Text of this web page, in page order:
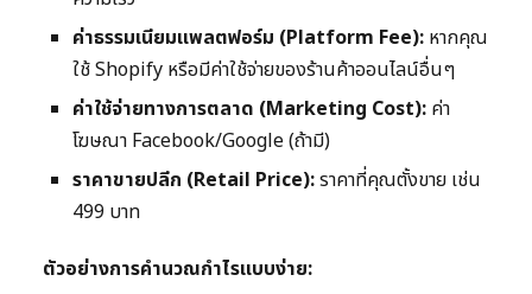
ค่าธรรมเนียมแพลตฟอร์ม (Platform Fee): หากคุณ
ใช้ Shopify หรือมีค่าใช้จ่ายของร้านค้าออนไลน์อื่นๆ
ค่าใช้จ่ายทางการตลาด (Marketing Cost): ค่า
โฆษณา Facebook/Google (ถ้ามี)
ราคาขายปลีก (Retail Price):ราคาที่คุณตั้งขาย เช่น
499 บาท
ตัวอย่างการคำนวณกำไรแบบง่าย: